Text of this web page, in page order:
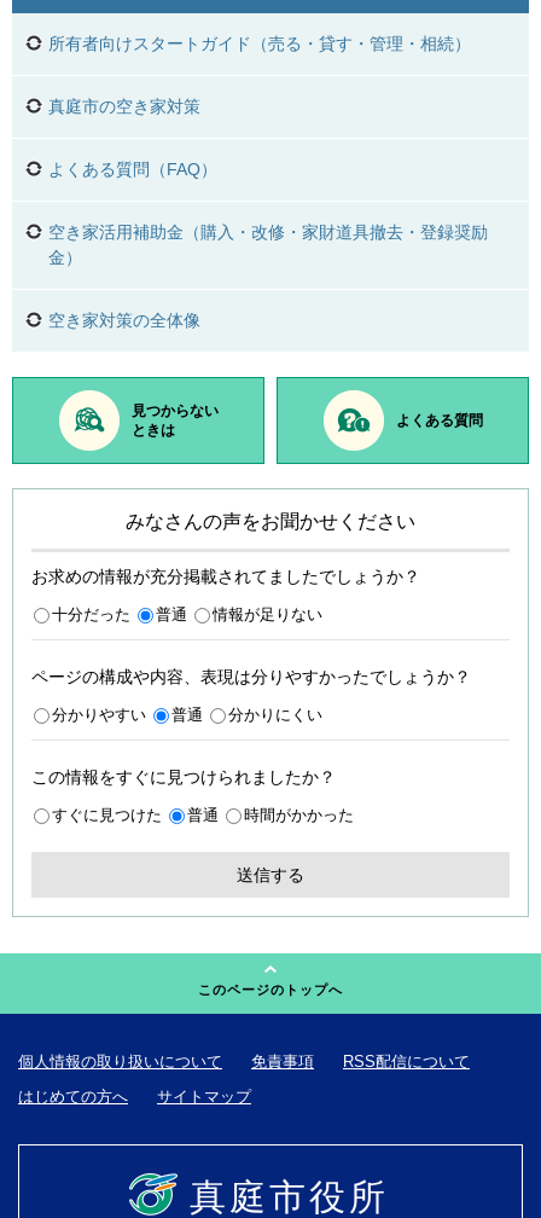
所有者向けスタートガイド（売る・貸す・管理・相続）
真庭市の空き家対策
よくある質問（FAQ）
空き家活用補助金（購入・改修・家財道具撤去・登録奨励
金）
空き家対策の全体像
見つからない
ときは
よくある質問
みなさんの声をお聞かせください
お求めの情報が充分掲載されてましたでしょうか？
十分だった 普通 情報が足りない
ページの構成や内容、表現は分りやすかったでしょうか？
分かりやすい 普通 分かりにくい
この情報をすぐに見つけられましたか？
すぐに見つけた 普通 時間がかかった
このページのトップへ
個人情報の取り扱いについて 免責事項
RSS配信について
はじめての方へ
サイトマップ
真庭市役所